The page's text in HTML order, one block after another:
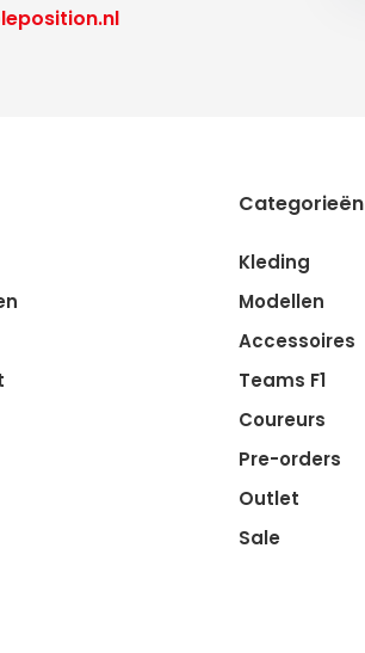
Categorieën
Kleding
Modellen
Accessoires
Teams F1
Coureurs
Pre-orders
Outlet
Sale